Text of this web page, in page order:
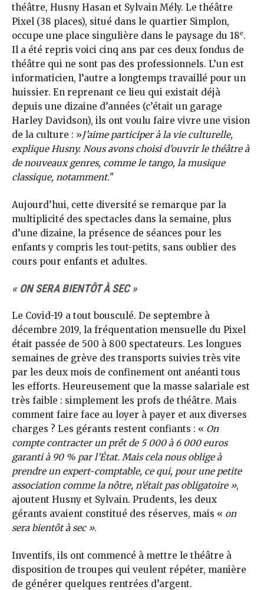
théâtre, Husny Hasan et Sylvain Mély. Le théâtre
Pixel (38 places), situé dans le quartier Simplon,
occupe une place singulière dans le paysage du 18e.
Il a été repris voici cinq ans par ces deux fondus de
théâtre qui ne sont pas des professionnels. L’un est
informaticien, l’autre a longtemps travaillé pour un
huissier. En reprenant ce lieu qui existait déjà
depuis une dizaine d’années (c’était un garage
Harley Davidson), ils ont voulu faire vivre une vision
de la culture : »J’aime participer à la vie culturelle,
explique Husny. Nous avons choisi d’ouvrir le théâtre à
de nouveaux genres, comme le tango, la musique
classique, notamment."
Aujourd’hui, cette diversité se remarque par la
multiplicité des spectacles dans la semaine, plus
d’une dizaine, la présence de séances pour les
enfants y compris les tout-petits, sans oublier des
cours pour enfants et adultes.
« ON SERA BIENTÔT À SEC »
Le Covid-19 a tout bousculé. De septembre à
décembre 2019, la fréquentation mensuelle du Pixel
était passée de 500 à 800 spectateurs. Les longues
semaines de grève des transports suivies très vite
par les deux mois de confinement ont anéanti tous
les efforts. Heureusement que la masse salariale est
très faible : simplement les profs de théâtre. Mais
comment faire face au loyer à payer et aux diverses
charges ? Les gérants restent confiants : « On
compte contracter un prêt de 5 000 à 6 000 euros
garanti à 90 % par l’État. Mais cela nous oblige à
prendre un expert-comptable, ce qui, pour une petite
association comme la nôtre, n’était pas obligatoire »,
ajoutent Husny et Sylvain. Prudents, les deux
gérants avaient constitué des réserves, mais « on
sera bientôt à sec ».
Inventifs, ils ont commencé à mettre le théâtre à
disposition de troupes qui veulent répéter, manière
de générer quelques rentrées d’argent.